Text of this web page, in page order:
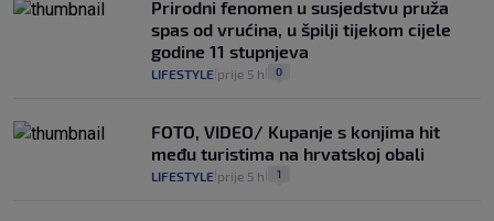
Prirodni fenomen u susjedstvu pruža
spas od vrućina, u špilji tijekom cijele
godine 11 stupnjeva
LIFESTYLE prije 5 h 0
FOTO, VIDEO/ Kupanje s konjima hit
među turistima na hrvatskoj obali
LIFESTYLE prije 5 h 1